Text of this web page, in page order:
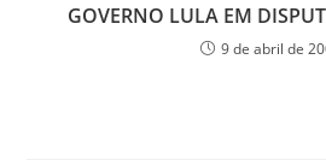
GOVERNO LULA EM
9 de abril de